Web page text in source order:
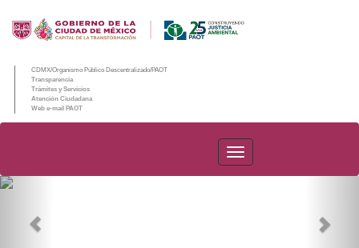
CDMX/Organismo Público Descentralizado/PAOT
Transparencia
Trámites y Servicios
Atención Ciudadana
Web e-mail PAOT
PAOT